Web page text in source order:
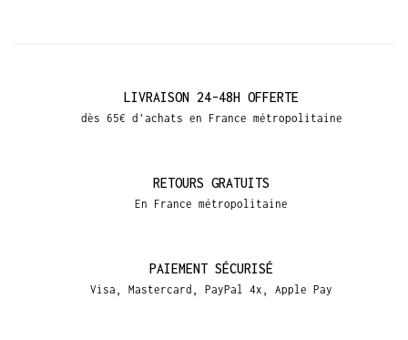
LIVRAISON 24-48H OFFERTE
dès 65€ d'achats en France métropolitaine
RETOURS GRATUITS
En France métropolitaine
PAIEMENT SÉCURISÉ
Visa, Mastercard, PayPal 4x, Apple Pay